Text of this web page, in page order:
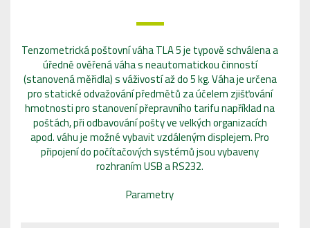
Tenzometrická poštovní váha TLA 5 je typově schválena a
úředně ověřená váha s neautomatickou činností
(stanovená měřidla) s váživostí až do 5 kg. Váha je určena
pro statické odvažování předmětů za účelem zjišťování
hmotnosti pro stanovení přepravního tarifu například na
poštách, při odbavování pošty ve velkých organizacích
apod. váhu je možné vybavit vzdáleným displejem. Pro
připojení do počítačových systémů jsou vybaveny
rozhraním USB a RS232.
Parametry